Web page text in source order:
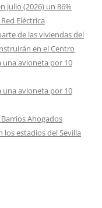
julio (2026) un 86%
Eléctrica
de las viviendas del
en el Centro
una avioneta por 10
una avioneta por 10
Ahogados
los estadios del Sevilla